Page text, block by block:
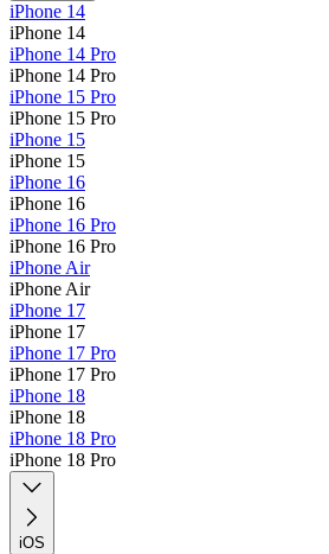
iPhone 14
iPhone 14
iPhone 14 Pro
iPhone 14 Pro
iPhone 15 Pro
iPhone 15 Pro
iPhone 15
iPhone 15
iPhone 16
iPhone 16
iPhone 16 Pro
iPhone 16 Pro
iPhone Air
iPhone Air
iPhone 17
iPhone 17
iPhone 17 Pro
iPhone 17 Pro
iPhone 18
iPhone 18
iPhone 18 Pro
iPhone 18 Pro
iOS